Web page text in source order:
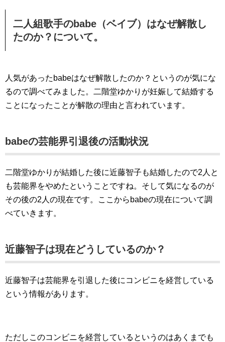
二人組歌手のbabe（ベイブ）はなぜ解散し
たのか？について。
人気があったbabeはなぜ解散したのか？というのが気にな
るので調べてみました。二階堂ゆかりが妊娠して結婚する
ことになったことが解散の理由と言われています。
babeの芸能界引退後の活動状況
二階堂ゆかりが結婚した後に近藤智子も結婚したので2人と
も芸能界をやめたということですね。そして気になるのが
その後の2人の現在です。ここからbabeの現在について調
べていきます。
近藤智子は現在どうしているのか？
近藤智子は芸能界を引退した後にコンビニを経営している
という情報があります。
ただしこのコンビニを経営しているというのはあくまでも